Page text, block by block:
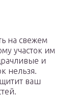
на свежем
участок им
и
нельзя.
ваш